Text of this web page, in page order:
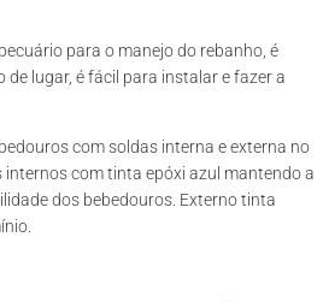
para o manejo do rebanho, é
lugar, é fácil para instalar e fazer a
com soldas interna e externa no
internos com tinta epóxi azul mantendo a
dos bebedouros. Externo tinta